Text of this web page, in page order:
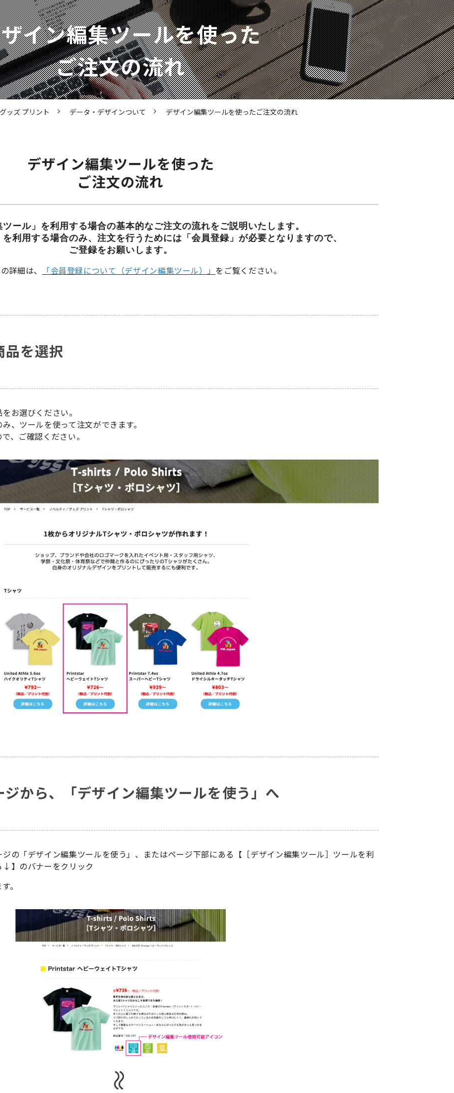
イン編集ツールを使った
ご注文の流れ
ッズ プリント データ・デザインついて デザイン編集ツールを使ったご注文の流れ
デザイン編集ツールを使った
ご注文の流れ
ツール」を利用する場合の基本的なご注文の流れをご説明いたします。
を利用する場合のみ、注文を行うためには「会員登録」が必要となりますので、
ご登録をお願いします。
詳細は、
「会員登録について（デザイン編集ツール）」 をご覧ください。
品を選択
お選びください。
、ツールを使って注文ができます。
、ご確認ください。
ジから、「デザイン編集ツールを使う」へ
の「デザイン編集ツールを使う」、またはページ下部にある【［デザイン編集ツール］ツールを利
↓】のバナーをクリック
。